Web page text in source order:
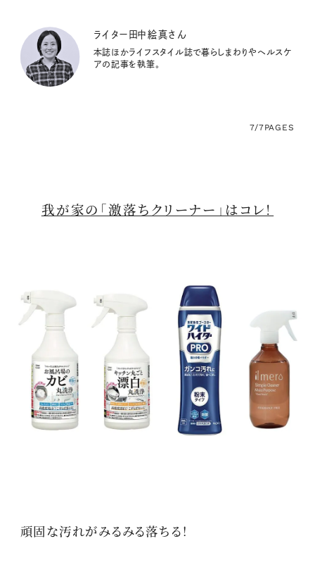
ライター田中絵真さん
本誌ほかライフスタイル誌で暮らしまわりやヘルスケ
アの記事を執筆。
7/7PAGES
我が家の「激落ちクリーナー」はコレ！
頑固な汚れがみるみる落ちる！